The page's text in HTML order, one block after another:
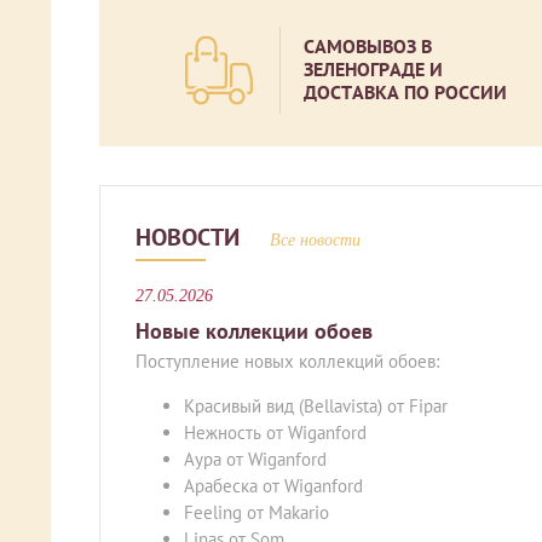
САМОВЫВОЗ В
ЗЕЛЕНОГРАДЕ И
ДОСТАВКА ПО РОССИИ
НОВОСТИ Все новости
27.05.2026
Новые коллекции обоев
Поступление новых коллекций обоев:
Красивый вид (Bellavista) от Fipar
Нежность от Wiganford
Аура от Wiganford
Арабеска от Wiganford
Feeling от Makario